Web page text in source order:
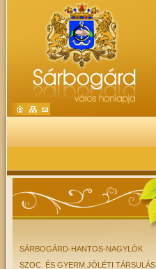
SÁRBOGÁRD-HANTOS-NAGYLÓK
SZOC. ÉS GYERM.JÓLÉTI TÁRSULÁS